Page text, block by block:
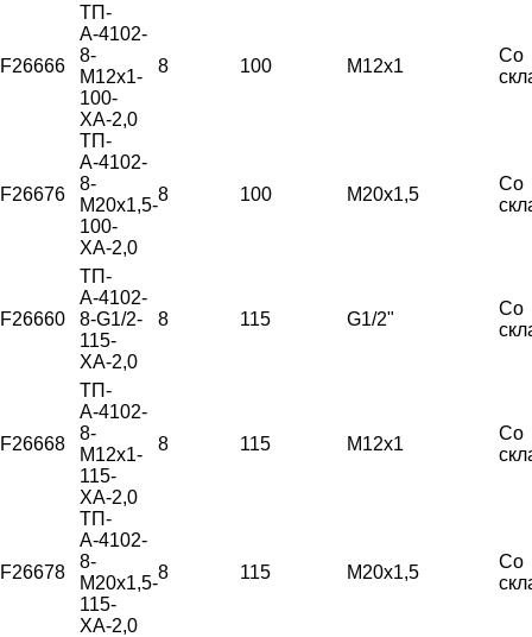
F26666
ТП-
А-4102-
8-
М12х1-
100-
ХА-2,0
8 100 М12х1
Со
F26676
ТП-
А-4102-
8-
М20х1,5-
100-
ХА-2,0
8 100 М20х1,5
Со
F26660
ТП-
А-4102-
8-G1/2-
115-
ХА-2,0
8 115 G1/2"
Со
F26668
ТП-
А-4102-
8-
М12х1-
115-
ХА-2,0
8 115 М12х1
Со
F26678
ТП-
А-4102-
8-
М20х1,5-
115-
ХА-2,0
8 115 М20х1,5
Со